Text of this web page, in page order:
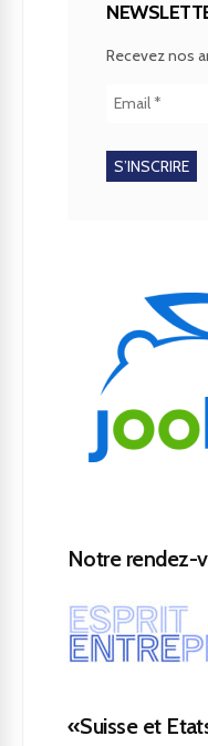
Recevez nos
Notre rendez-
«Suisse et